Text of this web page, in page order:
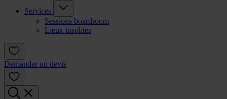
Services
Sessions boardroom
Lieux insolites
Demander un devis